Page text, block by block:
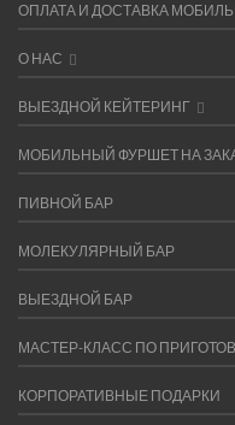
ОПЛАТА И ДОСТАВКА
О НАС
ВЫЕЗДНОЙ КЕЙТЕРИНГ
МОБИЛЬНЫЙ ФУРШЕТ НА
ПИВНОЙ БАР
МОЛЕКУЛЯРНЫЙ БАР
ВЫЕЗДНОЙ БАР
МАСТЕР-КЛАСС ПО
КОРПОРАТИВНЫЕ ПОДАРКИ